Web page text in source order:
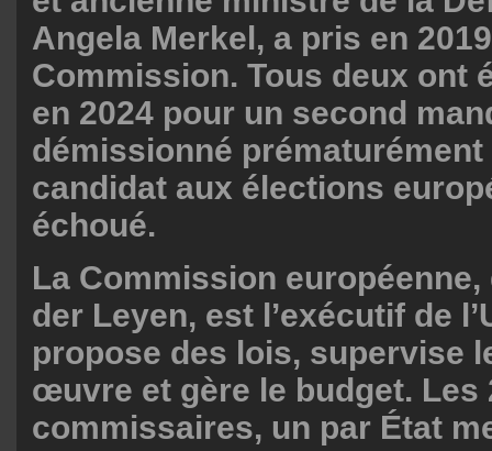
Angela Merkel, a pris en
Commission. Tous deux ont
en 2024 pour un second
démissionné
candidat aux élections
échoué.
La Commission
der Leyen, est l’exécutif de
propose des lois, supervise
œuvre et gère le budget. Les
commissaires, un par État